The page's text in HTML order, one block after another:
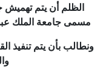
الظلم أن يتم تهميش
مسمى جامعة الملك